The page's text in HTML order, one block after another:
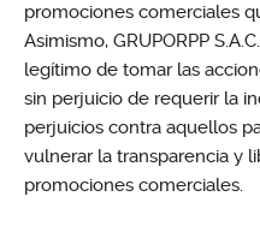
promociones comerciales
Asimismo, GRUPORPP
legítimo de tomar las
sin perjuicio de requerir la
perjuicios contra aquellos
vulnerar la transparencia y
promociones comerciales.